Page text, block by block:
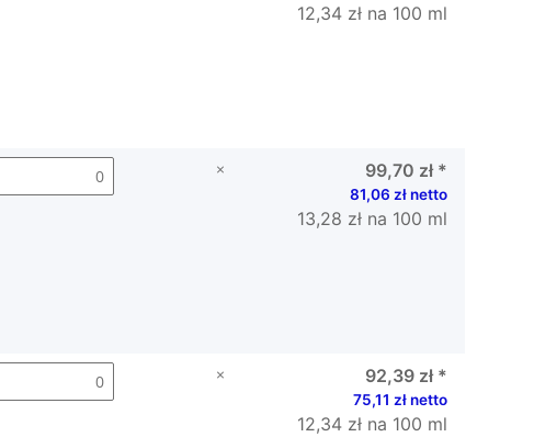
12,34 zł na 100 ml
× 99,70 zł *
81,06 zł netto
13,28 zł na 100 ml
× 92,39 zł *
75,11 zł netto
12,34 zł na 100 ml